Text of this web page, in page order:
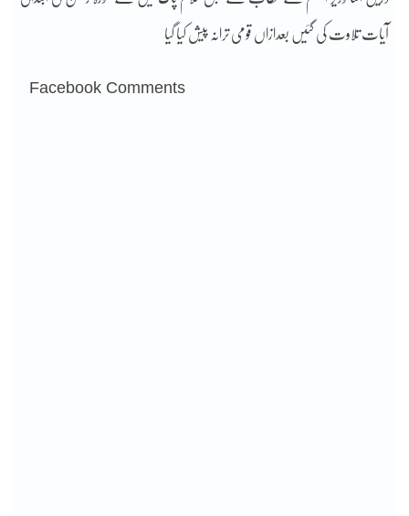
آیات تلاوت کی گئیں بعدازاں قومی ترانہ پیش کیا گیا
Facebook Comments